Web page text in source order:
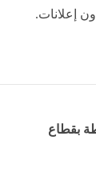
شك
إعلانات.
بقطاع